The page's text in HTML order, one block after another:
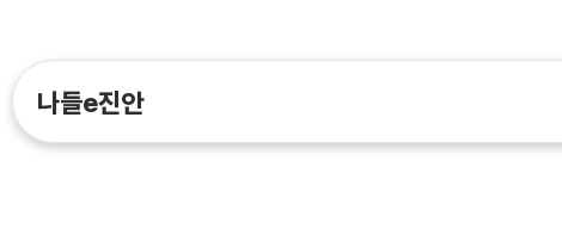
나들e진안